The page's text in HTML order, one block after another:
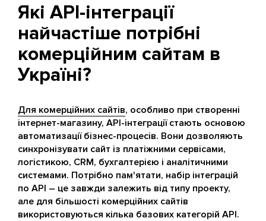
Які API-інтеграції
найчастіше потрібні
комерційним сайтам в
Україні?
Для комерційних сайтів, особливо при створенні
інтернет-магазину, API-інтеграції стають основою
автоматизації бізнес-процесів. Вони дозволяють
синхронізувати сайт із платіжними сервісами,
логістикою, CRM, бухгалтерією і аналітичними
системами. Потрібно пам'ятати, набір інтеграцій
по API – це завжди залежить від типу проекту,
але для більшості комерційних сайтів
використовуються кілька базових категорій API.